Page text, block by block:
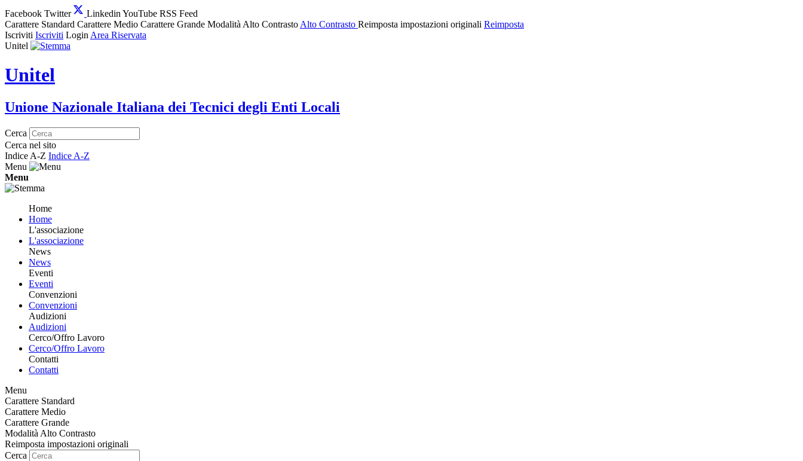
Facebook Twitter Linkedin YouTube RSS Feed
Carattere Standard Carattere Medio Carattere Grande Modalità Alto Contrasto Alto Contrasto Reimposta impostazioni originali Reimposta
Iscriviti Iscriviti Login Area Riservata
Unitel
Unitel
Unione Nazionale Italiana dei Tecnici degli Enti Locali
Cerca
Cerca nel sito
Indice A-Z Indice A-Z
Menu
Menu
Home
Home
L'associazione
L'associazione
News
News
Eventi
Eventi
Convenzioni
Convenzioni
Audizioni
Audizioni
Cerco/Offro Lavoro
Cerco/Offro Lavoro
Contatti
Contatti
Menu
Carattere Standard
Carattere Medio
Carattere Grande
Modalità Alto Contrasto
Reimposta impostazioni originali
Cerca